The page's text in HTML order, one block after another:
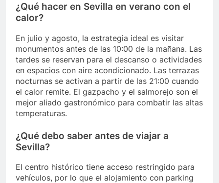
¿Qué hacer en Sevilla en verano con el
calor?
En julio y agosto, la estrategia ideal es visitar
monumentos antes de las 10:00 de la mañana. Las
tardes se reservan para el descanso o actividades
en espacios con aire acondicionado. Las terrazas
nocturnas se activan a partir de las 21:00 cuando
el calor remite. El gazpacho y el salmorejo son el
mejor aliado gastronómico para combatir las altas
temperaturas.
¿Qué debo saber antes de viajar a
Sevilla?
El centro histórico tiene acceso restringido para
vehículos, por lo que el alojamiento con parking